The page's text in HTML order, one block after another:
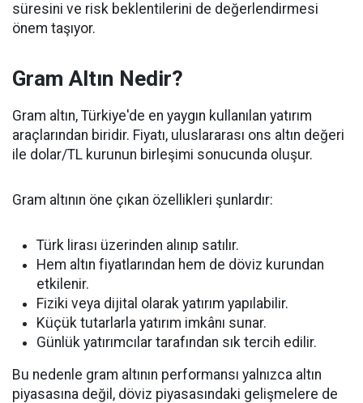
süresini ve risk beklentilerini de değerlendirmesi
önem taşıyor.
Gram Altın Nedir?
Gram altın, Türkiye'de en yaygın kullanılan yatırım
araçlarından biridir. Fiyatı, uluslararası ons altın değeri
ile dolar/TL kurunun birleşimi sonucunda oluşur.
Gram altının öne çıkan özellikleri şunlardır:
Türk lirası üzerinden alınıp satılır.
Hem altın fiyatlarından hem de döviz kurundan
etkilenir.
Fiziki veya dijital olarak yatırım yapılabilir.
Küçük tutarlarla yatırım imkânı sunar.
Günlük yatırımcılar tarafından sık tercih edilir.
Bu nedenle gram altının performansı yalnızca altın
piyasasına değil, döviz piyasasındaki gelişmelere de